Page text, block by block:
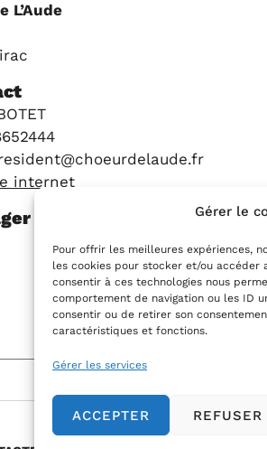
Gérer le
Pour offrir les meilleures expériences,
les cookies pour stocker et/ou accéder
consentir à ces technologies nous
comportement de navigation ou les ID
consentir ou de retirer son
caractéristiques et fonctions.
Gérer les services
ACCEPTER REFUSER
L’Aude
internet
cette fiche
Y ALLER MODIFIER